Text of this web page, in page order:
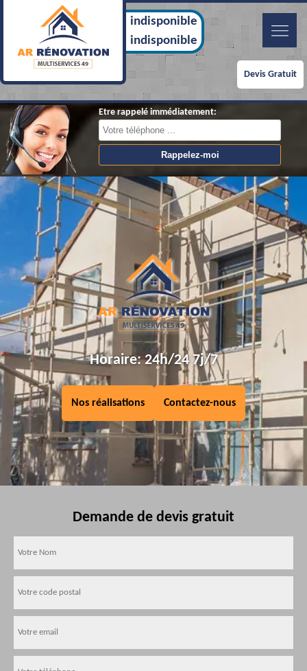
indisponible
indisponible
Devis Gratuit
Etre rappelé immédiatement:
Horaire: 24h/24 7j/7
Nos réalisations Contactez-nous
Demande de devis gratuit